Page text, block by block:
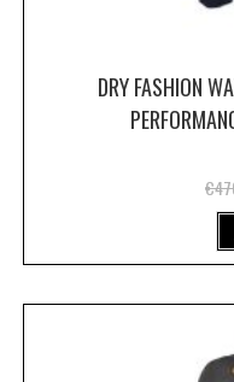
DRY FASHION
€